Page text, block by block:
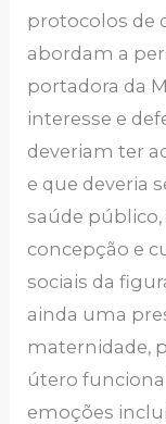
protocolos de
abordam a
portadora da
interesse e
deveriam ter
e que deveria
saúde público,
concepção e
sociais da
ainda uma
maternidade,
útero
emoções